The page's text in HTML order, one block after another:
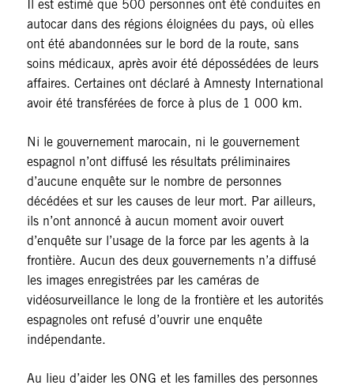
Il est estimé que 500 personnes ont été conduites en
autocar dans des régions éloignées du pays, où elles
ont été abandonnées sur le bord de la route, sans
soins médicaux, après avoir été dépossédées de leurs
affaires. Certaines ont déclaré à Amnesty International
avoir été transférées de force à plus de 1 000 km.
Ni le gouvernement marocain, ni le gouvernement
espagnol n’ont diffusé les résultats préliminaires
d’aucune enquête sur le nombre de personnes
décédées et sur les causes de leur mort. Par ailleurs,
ils n’ont annoncé à aucun moment avoir ouvert
d’enquête sur l’usage de la force par les agents à la
frontière. Aucun des deux gouvernements n’a diffusé
les images enregistrées par les caméras de
vidéosurveillance le long de la frontière et les autorités
espagnoles ont refusé d’ouvrir une enquête
indépendante.
Au lieu d’aider les ONG et les familles des personnes